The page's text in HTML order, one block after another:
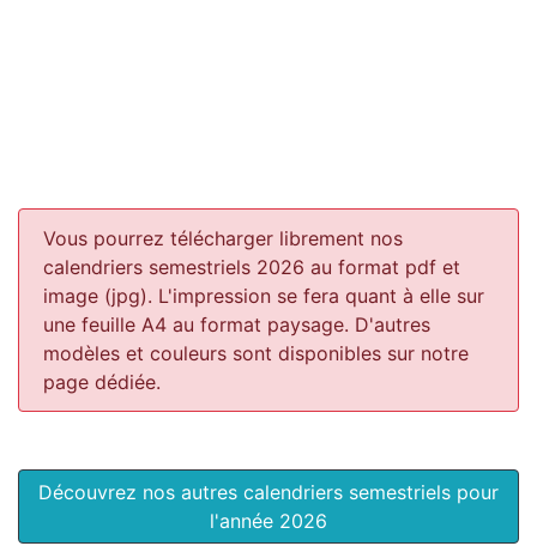
Vous pourrez télécharger librement nos
calendriers semestriels 2026 au format pdf et
image (jpg). L'impression se fera quant à elle sur
une feuille A4 au format paysage. D'autres
modèles et couleurs sont disponibles sur notre
page dédiée.
Découvrez nos autres calendriers semestriels pour
l'année 2026